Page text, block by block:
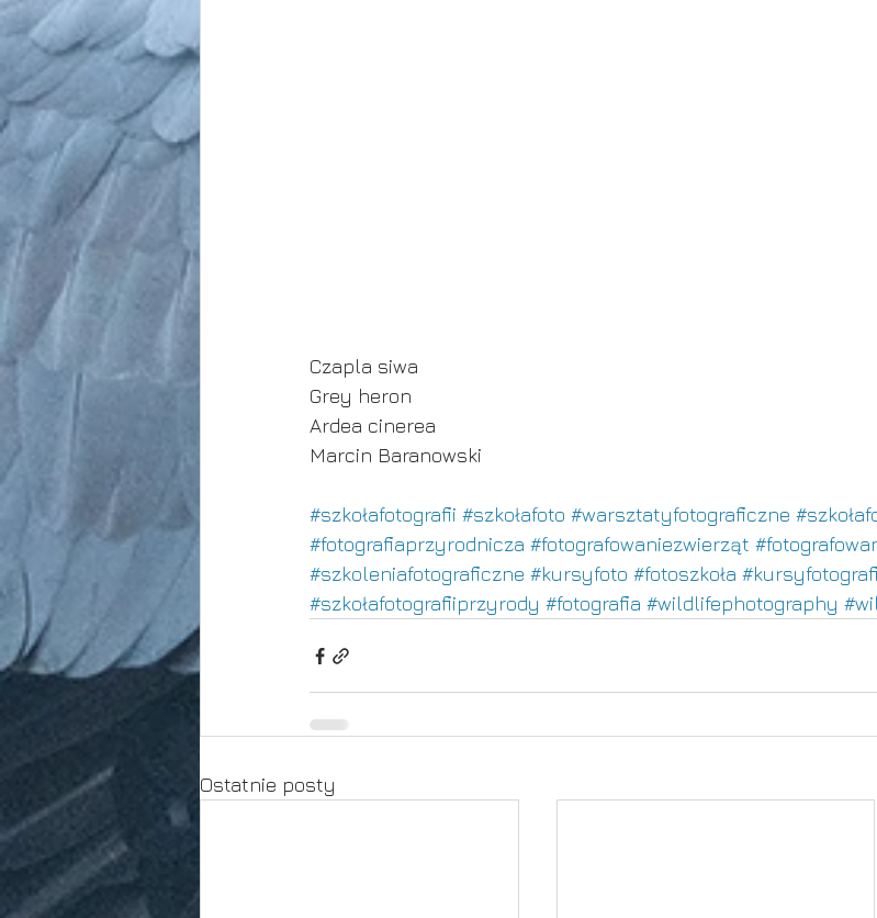
Czapla siwa
Grey heron
Ardea cinerea
Marcin Baranowski
#szkołafotografii #szkołafoto #warsztatyfotograficzne
#fotografiaprzyrodnicza #fotografowaniezwierząt
#szkoleniafotograficzne #kursyfoto #fotoszkoła
#szkołafotografiiprzyrody #fotografia #wildlifephotography
Ostatnie posty